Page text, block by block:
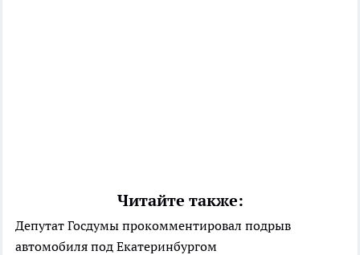
Читайте также:
Депутат Госдумы прокомментировал подрыв
автомобиля под Екатеринбургом